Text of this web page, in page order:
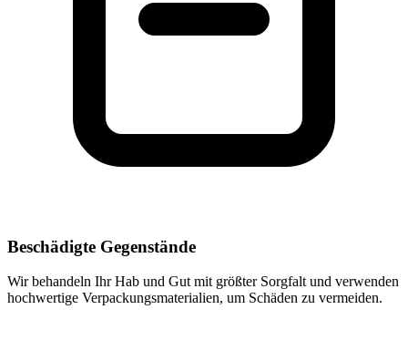
Beschädigte Gegenstände
Wir behandeln Ihr Hab und Gut mit größter Sorgfalt und verwenden
hochwertige Verpackungsmaterialien, um Schäden zu vermeiden.